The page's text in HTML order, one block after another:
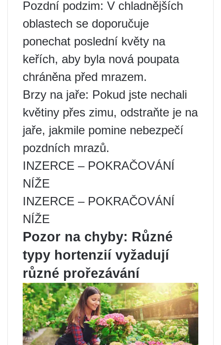
Pozdní podzim: V chladnějších
oblastech se doporučuje
ponechat poslední květy na
keřích, aby byla nová poupata
chráněna před mrazem.
Brzy na jaře: Pokud jste nechali
květiny přes zimu, odstraňte je na
jaře, jakmile pomine nebezpečí
pozdních mrazů.
INZERCE – POKRAČOVÁNÍ
NÍŽE
INZERCE – POKRAČOVÁNÍ
NÍŽE
Pozor na chyby: Různé
typy hortenzií vyžadují
různé prořezávání